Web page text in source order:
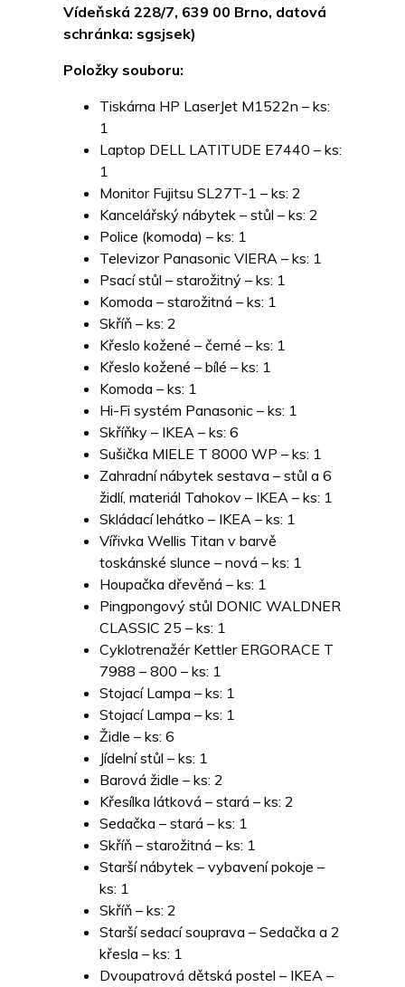
Vídeňská 228/7, 639 00 Brno, datová
schránka: sgsjsek)
Položky souboru:
Tiskárna HP LaserJet M1522n – ks:
1
Laptop DELL LATITUDE E7440 – ks:
1
Monitor Fujitsu SL27T-1 – ks: 2
Kancelářský nábytek – stůl – ks: 2
Police (komoda) – ks: 1
Televizor Panasonic VIERA – ks: 1
Psací stůl – starožitný – ks: 1
Komoda – starožitná – ks: 1
Skříň – ks: 2
Křeslo kožené – černé – ks: 1
Křeslo kožené – bílé – ks: 1
Komoda – ks: 1
Hi-Fi systém Panasonic – ks: 1
Skříňky – IKEA – ks: 6
Sušička MIELE T 8000 WP – ks: 1
Zahradní nábytek sestava – stůl a 6
židlí, materiál Tahokov – IKEA – ks: 1
Skládací lehátko – IKEA – ks: 1
Vířivka Wellis Titan v barvě
toskánské slunce – nová – ks: 1
Houpačka dřevěná – ks: 1
Pingpongový stůl DONIC WALDNER
CLASSIC 25 – ks: 1
Cyklotrenažér Kettler ERGORACE T
7988 – 800 – ks: 1
Stojací Lampa – ks: 1
Stojací Lampa – ks: 1
Židle – ks: 6
Jídelní stůl – ks: 1
Barová židle – ks: 2
Křesílka látková – stará – ks: 2
Sedačka – stará – ks: 1
Skříň – starožitná – ks: 1
Starší nábytek – vybavení pokoje –
ks: 1
Skříň – ks: 2
Starší sedací souprava – Sedačka a 2
křesla – ks: 1
Dvoupatrová dětská postel – IKEA –